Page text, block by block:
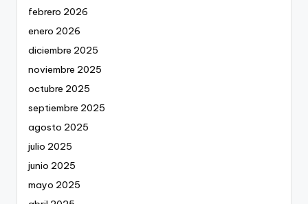
febrero 2026
enero 2026
diciembre 2025
noviembre 2025
octubre 2025
septiembre 2025
agosto 2025
julio 2025
junio 2025
mayo 2025